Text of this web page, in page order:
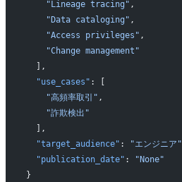
    "Lineage tracing"
,
    "Data cataloging"
,
    "Access privileges"
,
    "Change management"
  ],
  "use_cases"
: [
    "高頻率取引"
,
    "詐欺検出"
  ],
  "target_audience"
: "エンジニア"
  "publication_date"
:
"None"
}